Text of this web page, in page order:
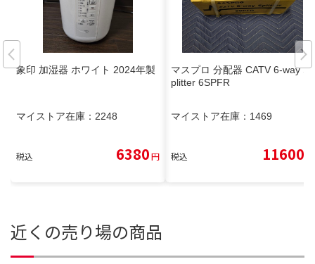
象印 加湿器 ホワイト 2024年製
マイストア在庫： 2248
税込 6380円
マスプロ 分配器 CATV 6-way S
plitter 6SPFR
マイストア在庫： 1469
税込 11600
近くの売り場の商品